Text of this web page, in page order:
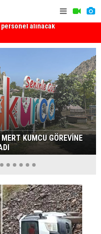
Karşı Duyarlılık
KUMCU GÖREVİNE